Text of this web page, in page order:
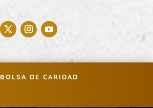
BOLSA DE CARIDAD